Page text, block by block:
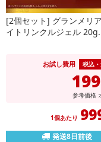
[2個セット] グランメリ
イトリンクルジェル
お試し費用 税込
参考価格
1個あたり
発送8日前後